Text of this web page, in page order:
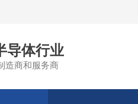
导体行业
造商和服务商